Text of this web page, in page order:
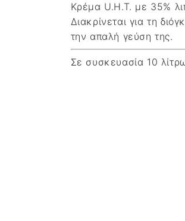
Κρέμα U.H.T. με 35%
Διακρίνεται για τη
την απαλή γεύση της.
Σε συσκευασία 10